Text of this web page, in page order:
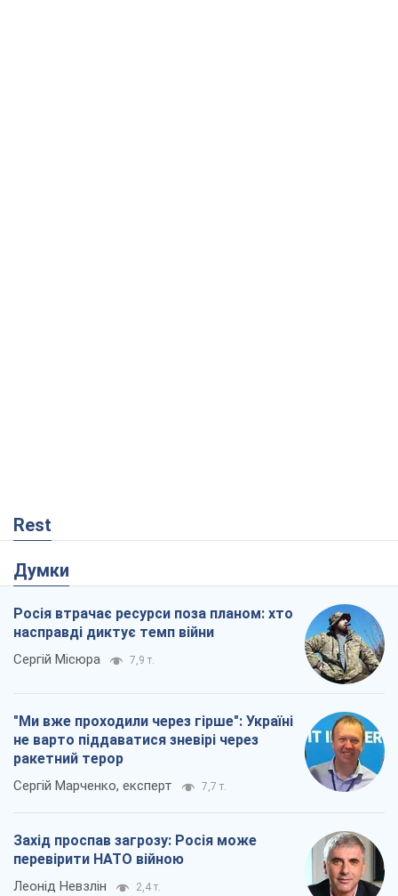
Rest
Думки
Росія втрачає ресурси поза планом: хто
насправді диктує темп війни
Сергій Місюра 7,9 т.
"Ми вже проходили через гірше": Україні
не варто піддаватися зневірі через
ракетний терор
Сергій Марченко, експерт 7,7 т.
Захід проспав загрозу: Росія може
перевірити НАТО війною
Леонід Невзлін 2,4 т.